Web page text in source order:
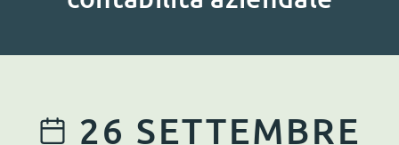
26 SETTEMBRE